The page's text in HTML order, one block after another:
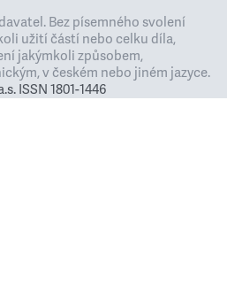
Bez písemného svolení
užití částí nebo celku díla,
jakýmkoli způsobem,
v českém nebo jiném jazyce.
ISSN 1801-1446